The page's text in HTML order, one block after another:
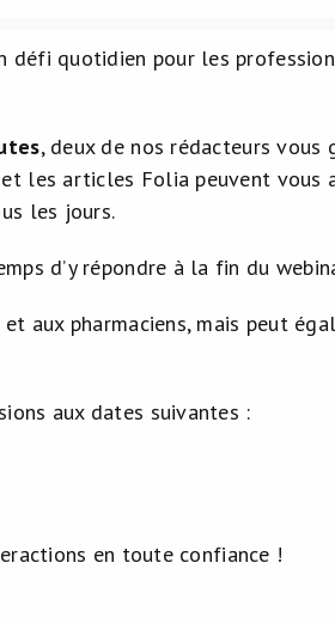
quotidien pour les
, deux de nos rédacteurs vous
les articles Folia peuvent vous
les jours.
d’y répondre à la fin du
aux pharmaciens, mais peut
aux dates suivantes :
en toute confiance !